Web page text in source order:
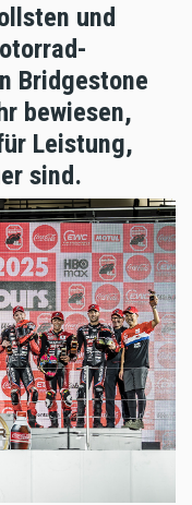
und
Bridgestone
bewiesen,
Leistung,
sind.